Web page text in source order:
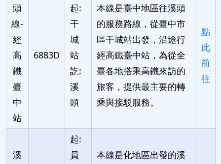
頭
線-
經
高
鐵
臺
中
站
6883D
起:
干
城
站
訖:
溪
頭
本線是臺中地區往溪頭
的服務路線，從臺中市
區干城站出發，沿途行
經高鐵臺中站，為從全
臺各地搭乘高鐵來訪的
旅客，提供最主要的轉
乘與接駁服務。
點
此
前
往
溪
起:
員
本線是化地區出發的溪